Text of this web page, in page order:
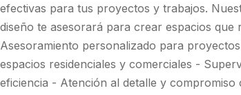
efectivas para tus proyectos y trabajos.
diseño te asesorará para crear espacios
Asesoramiento personalizado para
espacios residenciales y comerciales -
eficiencia - Atención al detalle y